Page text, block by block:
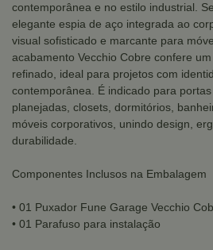
contemporânea e no estilo industrial.
elegante espia de aço integrada ao
visual sofisticado e marcante para
acabamento Vecchio Cobre confere
refinado, ideal para projetos com
contemporânea. É indicado para
planejadas, closets, dormitórios,
móveis corporativos, unindo design,
durabilidade.
Componentes Inclusos na Embalagem
• 01 Puxador Fune Garage Vecchio
• 01 Parafuso para instalação